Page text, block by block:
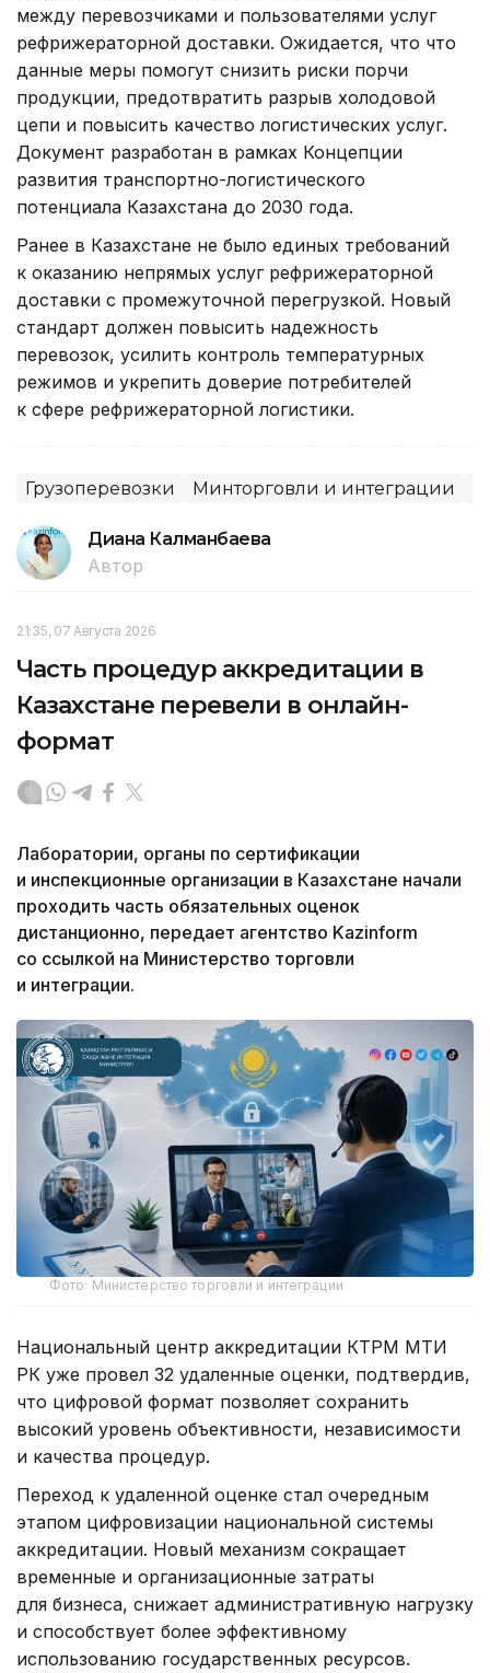
между перевозчиками и пользователями услуг
рефрижераторной доставки. Ожидается, что что
данные меры помогут снизить риски порчи
продукции, предотвратить разрыв холодовой
цепи и повысить качество логистических услуг.
Документ разработан в рамках Концепции
развития транспортно-логистического
потенциала Казахстана до 2030 года.
Ранее в Казахстане не было единых требований
к оказанию непрямых услуг рефрижераторной
доставки с промежуточной перегрузкой. Новый
стандарт должен повысить надежность
перевозок, усилить контроль температурных
режимов и укрепить доверие потребителей
к сфере рефрижераторной логистики.
Грузоперевозки Минторговли и интеграции
Диана Калманбаева
Автор
21:35, 07 Августа 2026
Часть процедур аккредитации в
Казахстане перевели в онлайн-
формат
Лаборатории, органы по сертификации
и инспекционные организации в Казахстане начали
проходить часть обязательных оценок
дистанционно, передает агентство Kazinform
со ссылкой на Министерство торговли
и интеграции.
Фото: Министерство торговли и интеграции
Национальный центр аккредитации КТРМ МТИ
РК уже провел 32 удаленные оценки, подтвердив,
что цифровой формат позволяет сохранить
высокий уровень объективности, независимости
и качества процедур.
Переход к удаленной оценке стал очередным
этапом цифровизации национальной системы
аккредитации. Новый механизм сокращает
временные и организационные затраты
для бизнеса, снижает административную нагрузку
и способствует более эффективному
использованию государственных ресурсов.